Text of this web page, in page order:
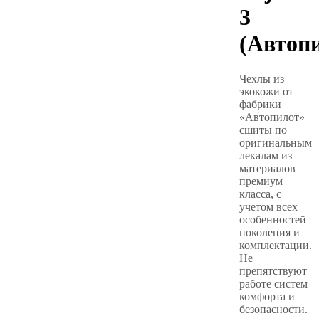
3
Чехлы из
экокожи от
фабрики
«Автопилот»
сшиты по
оригинальным
лекалам из
материалов
премиум
класса, с
учетом всех
особенностей
поколения и
комплектации.
Не
препятствуют
работе систем
комфорта и
безопасности.